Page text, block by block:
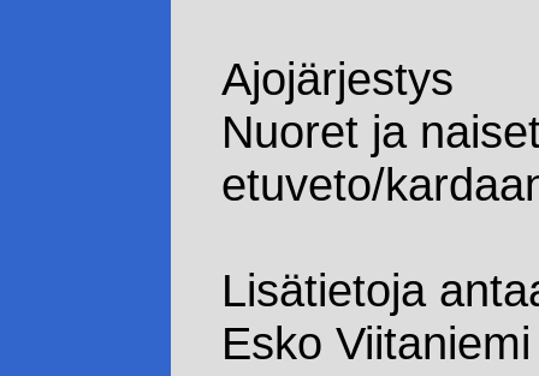
Ajojärjestys
Nuoret ja
etuveto/
Lisätietoja
Esko